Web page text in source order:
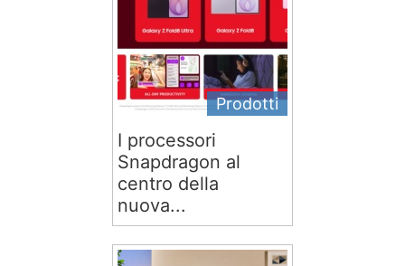
Prodotti
I processori
Snapdragon al
centro della
nuova...